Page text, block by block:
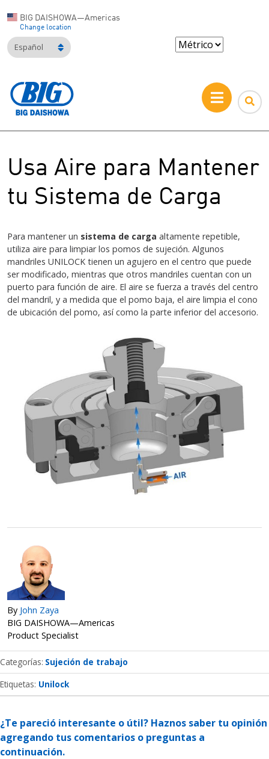
BIG DAISHOWA—Americas
Change location
Español
Usa Aire para Mantener
tu Sistema de Carga
Para mantener un sistema de carga altamente repetible,
utiliza aire para limpiar los pomos de sujeción. Algunos
mandriles UNILOCK tienen un agujero en el centro que puede
ser modificado, mientras que otros mandriles cuentan con un
puerto para función de aire. El aire se fuerza a través del centro
del mandril, y a medida que el pomo baja, el aire limpia el cono
de ubicación del pomo, así como la parte inferior del accesorio.
By John Zaya
BIG DAISHOWA—Americas
Product Specialist
Categorías Sujeción de trabajo
Etiquetas: Unilock
¿Te pareció interesante o útil? Haznos saber tu opinión
agregando tus comentarios o preguntas a
continuación.